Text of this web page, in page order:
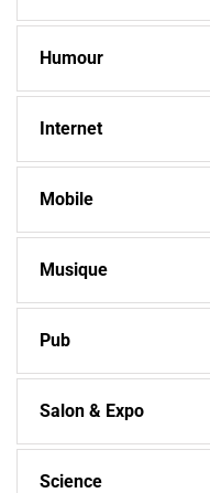
Humour
Internet
Mobile
Musique
Pub
Salon & Expo
Science